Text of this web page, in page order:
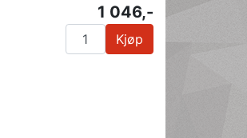
1 046,-
Kjøp